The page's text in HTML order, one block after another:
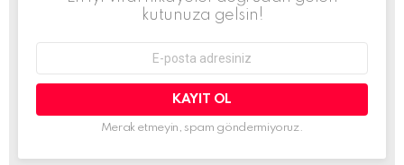
kutunuza gelsin!
adresi:
Merak etmeyin, spam göndermiyoruz.